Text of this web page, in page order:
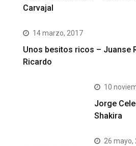
Carvajal
14 marzo, 2017
Unos besitos ricos – Juanse
Ricardo
10
Jorge
Shakira
26 mayo,